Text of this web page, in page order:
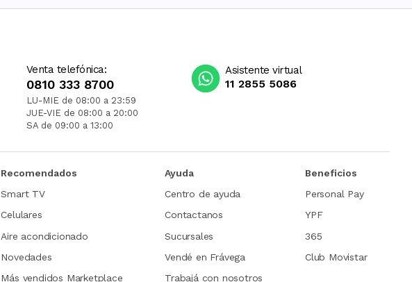
Venta telefónica:
0810 333 8700
LU-MIE de 08:00 a 23:59
JUE-VIE de 08:00 a 20:00
SA de 09:00 a 13:00
Asistente virtual
11 2855 5086
Recomendados
Smart TV
Celulares
Aire acondicionado
Novedades
Más vendidos Marketplace
Ayuda
Centro de ayuda
Contactanos
Sucursales
Vendé en Frávega
Trabajá con nosotros
Beneficios
Personal Pay
YPF
365
Club Movistar